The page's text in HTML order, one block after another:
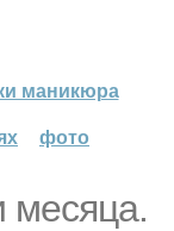
маникюра
фото
месяца.